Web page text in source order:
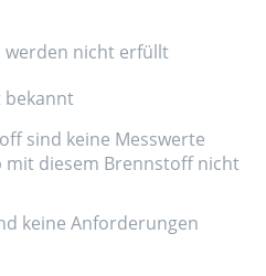
werden nicht erfüllt
bekannt
sind keine Messwerte
mit diesem Brennstoff nicht
keine Anforderungen